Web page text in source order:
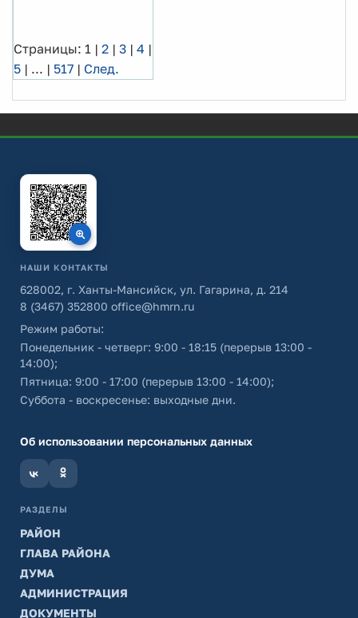
Страницы: 1 | 2 | 3 | 4 |
5 | ... | 517 | След.
НАШИ КОНТАКТЫ
628002, г. Ханты-Мансийск, ул. Гагарина, д. 214
8 (3467) 352800 office@hmrn.ru
Режим работы:
Понедельник - четверг: 9:00 - 18:15 (перерыв 13:00 -
14:00);
Пятница: 9:00 - 17:00 (перерыв 13:00 - 14:00);
Суббота - воскресенье: выходные дни.
Об использовании персональных данных
РАЗДЕЛЫ
РАЙОН
ГЛАВА РАЙОНА
ДУМА
АДМИНИСТРАЦИЯ
ДОКУМЕНТЫ